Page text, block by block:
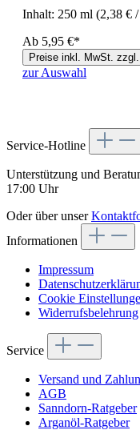
Inhalt: 250 ml (2,38 €
Ab 5,95 €*
Preise inkl. MwSt.
zur Auswahl
Service-Hotline
Unterstützung und
17:00 Uhr
Oder über unser
Informationen
Impressum
Cookie
Widerrufsbelehrung
Service
Versand und
AGB
Sanndorn-Ratgeber
Arganöl-Ratgeber